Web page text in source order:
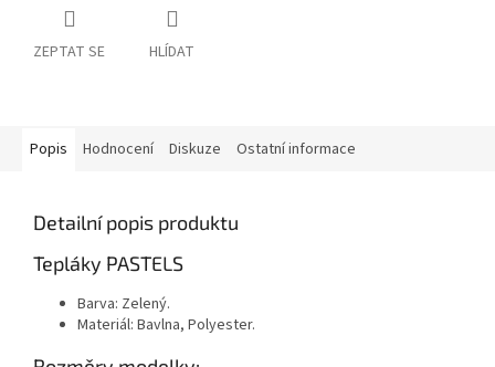
ZEPTAT SE HLÍDAT
Popis Hodnocení Diskuze Ostatní informace
Detailní popis produktu
Tepláky PASTELS
Barva: Zelený.
Materiál: Bavlna, Polyester.